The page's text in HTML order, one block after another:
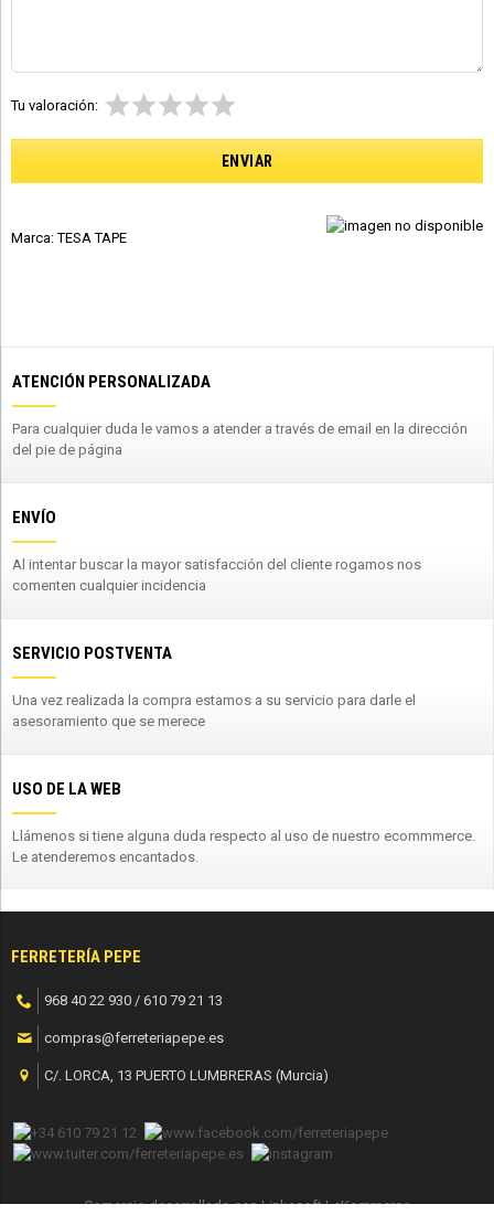
Tu valoración:
Marca: TESA TAPE
ATENCIÓN PERSONALIZADA
Para cualquier duda le vamos a atender a través de email en la dirección
del pie de página
ENVÍO
Al intentar buscar la mayor satisfacción del cliente rogamos nos
comenten cualquier incidencia
SERVICIO POSTVENTA
Una vez realizada la compra estamos a su servicio para darle el
asesoramiento que se merece
USO DE LA WEB
Llámenos si tiene alguna duda respecto al uso de nuestro ecommmerce.
Le atenderemos encantados.
FERRETERÍA PEPE
968 40 22 930 / 610 79 21 13
compras@ferreteriapepe.es
C/. LORCA, 13 PUERTO LUMBRERAS (Murcia)
Comercio desarrollado conLinkasoft LeKommerce